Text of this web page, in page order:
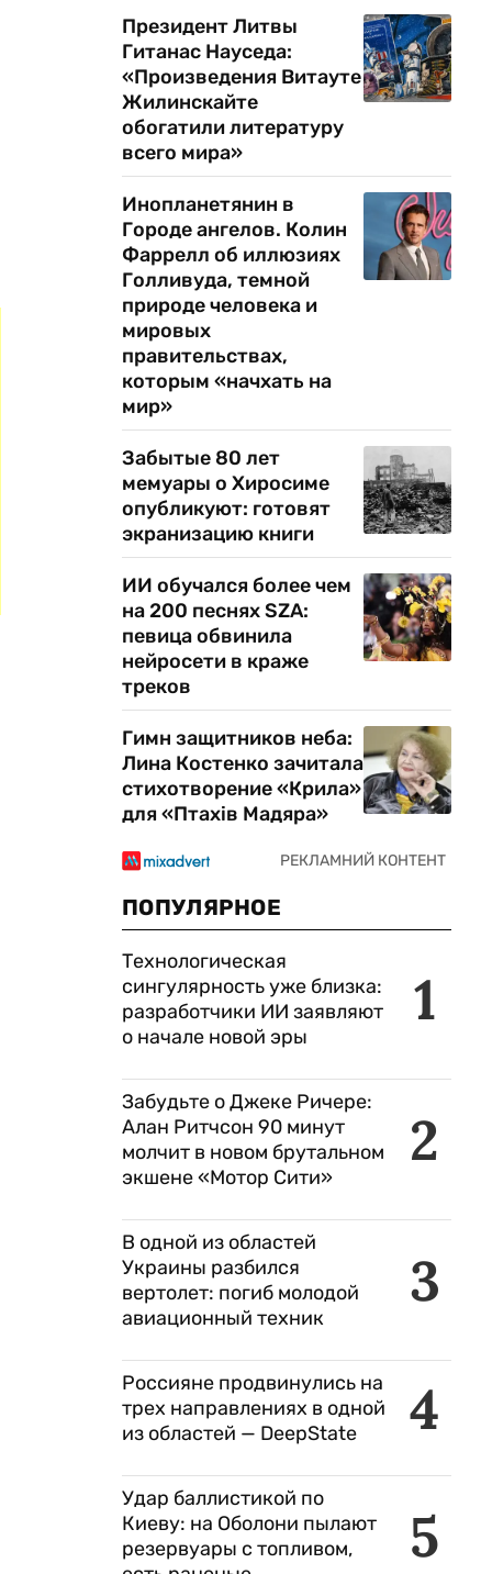
Президент Литвы
Гитанас Науседа:
«Произведения Витауте
Жилинскайте
обогатили литературу
всего мира»
Инопланетянин в
Городе ангелов. Колин
Фаррелл об иллюзиях
Голливуда, темной
природе человека и
мировых
правительствах,
которым «начхать на
мир»
Забытые 80 лет
мемуары о Хиросиме
опубликуют: готовят
экранизацию книги
ИИ обучался более чем
на 200 песнях SZA:
певица обвинила
нейросети в краже
треков
Гимн защитников неба:
Лина Костенко зачитала
стихотворение «Крила»
для «Птахів Мадяра»
ПОПУЛЯРНОЕ
1
Технологическая
сингулярность уже близка:
разработчики ИИ заявляют
о начале новой эры
2
Забудьте о Джеке Ричере:
Алан Ритчсон 90 минут
молчит в новом брутальном
экшене «Мотор Сити»
3
В одной из областей
Украины разбился
вертолет: погиб молодой
авиационный техник
4
Россияне продвинулись на
трех направлениях в одной
из областей — DeepState
5
Удар баллистикой по
Киеву: на Оболони пылают
резервуары с топливом,